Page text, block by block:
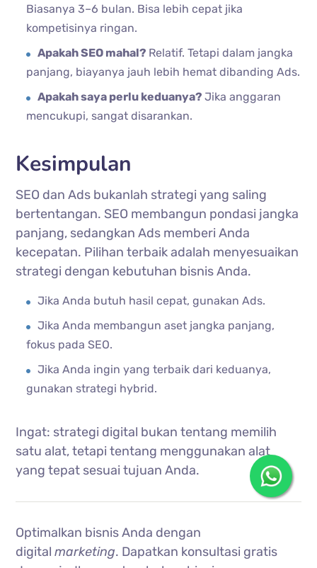
Biasanya 3–6 bulan. Bisa lebih cepat jika
kompetisinya ringan.
Apakah SEO mahal? Relatif. Tetapi dalam jangka
panjang, biayanya jauh lebih hemat dibanding Ads.
Apakah saya perlu keduanya?Jika anggaran
mencukupi, sangat disarankan.
Kesimpulan
SEO dan Ads bukanlah strategi yang saling
bertentangan. SEO membangun pondasi jangka
panjang, sedangkan Ads memberi Anda
kecepatan. Pilihan terbaik adalah menyesuaikan
strategi dengan kebutuhan bisnis Anda.
Jika Anda butuh hasil cepat, gunakan Ads.
Jika Anda membangun aset jangka panjang,
fokus pada SEO.
Jika Anda ingin yang terbaik dari keduanya,
gunakan strategi hybrid.
Ingat: strategi digital bukan tentang memilih
satu alat, tetapi tentang menggunakan alat
yang tepat sesuai tujuan Anda.
Optimalkan bisnis Anda dengan
digitalmarketing. Dapatkan konsultasi gratis